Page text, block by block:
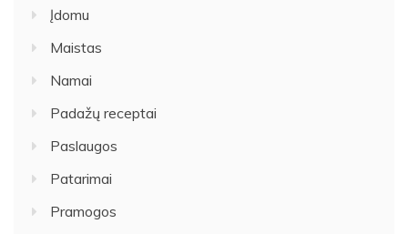
Įdomu
Maistas
Namai
Padažų receptai
Paslaugos
Patarimai
Pramogos